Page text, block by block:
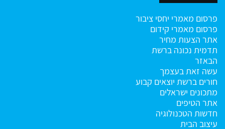
פרסום מאמרי יחסי ציבור
פרסום מאמרי קידום
אתר הצעות מחיר
תדמית נכונה ברשת
הבאזר
עשה זאת בעצמך
חורים ברשת יוצאים קבוע
מתכונים ישראלים
אתר הטיפים
חדשות הטכנולוגיה
עיצוב הבית